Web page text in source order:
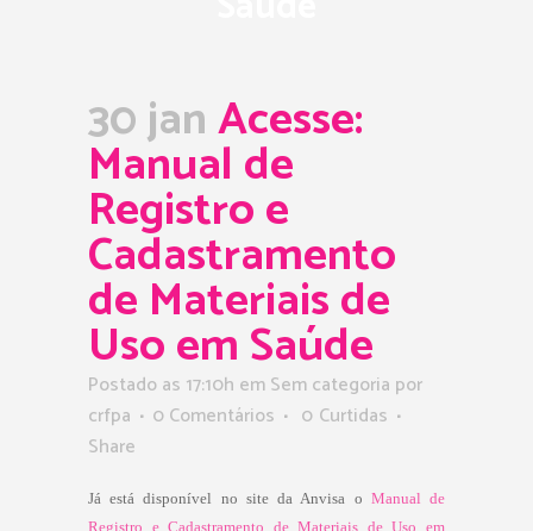
30 janAcesse:
Manual de
Registro e
Cadastramento
de Materiais de
Uso em Saúde
Postado as 17:10h em Sem categoria por
crfpa
0 Comentários 0 Curtidas
Share
Já está disponível no site da Anvisa o  Manual de
Registro e Cadastramento de Materiais de Uso em